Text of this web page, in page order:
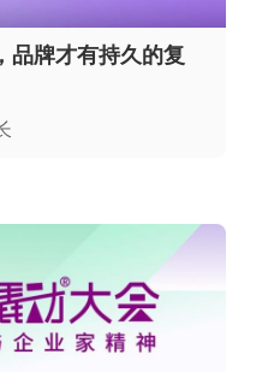
品牌才有持久的复